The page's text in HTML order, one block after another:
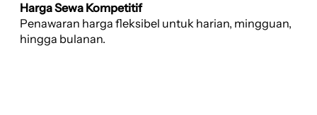
Harga Sewa Kompetitif
Penawaran harga fleksibel untuk harian, mingguan,
hingga bulanan.